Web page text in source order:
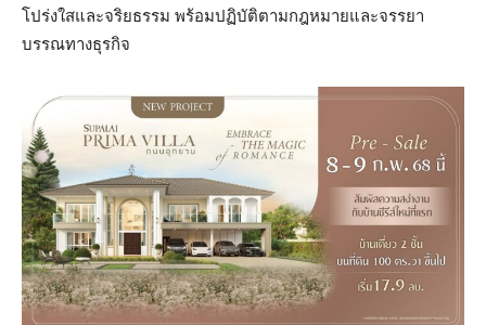
โปร่งใสและจริยธรรม พร้อมปฏิบัติตามกฎหมายและจรรยา
บรรณทางธุรกิจ